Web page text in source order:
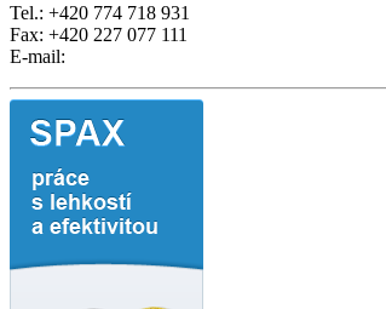
Tel.: +420 774 718 931
Fax: +420 227 077 111
E-mail: